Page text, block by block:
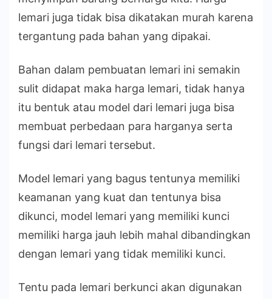
lemari juga tidak bisa dikatakan murah karena
tergantung pada bahan yang dipakai.
Bahan dalam pembuatan lemari ini semakin
sulit didapat maka harga lemari, tidak hanya
itu bentuk atau model dari lemari juga bisa
membuat perbedaan para harganya serta
fungsi dari lemari tersebut.
Model lemari yang bagus tentunya memiliki
keamanan yang kuat dan tentunya bisa
dikunci, model lemari yang memiliki kunci
memiliki harga jauh lebih mahal dibandingkan
dengan lemari yang tidak memiliki kunci.
Tentu pada lemari berkunci akan digunakan